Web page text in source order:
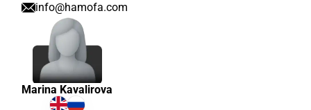
info@hamofa.com
Marina Kavalirova